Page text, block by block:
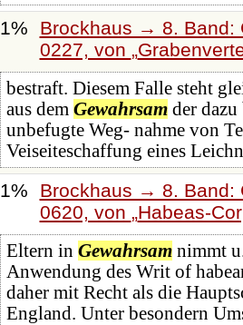
1%
Brockhaus → 8. Band:
0227, von
bestraft. Diesem Falle steht
aus dem Gewahrsamder dazu
unbefugte Weg- nahme von
Veiseiteschaffung eines
1%
Brockhaus → 8. Band:
0620, von Habeas-
Eltern in Gewahrsamnimmt u.
Anwendung des Writ of
daher mit Recht als die
England. Unter besondern